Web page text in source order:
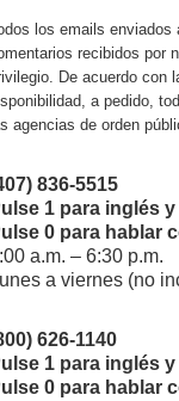
los emails enviados
recibidos por
De acuerdo con
a pedido,
agencias de orden
836-5515
1 para inglés
0 para hablar
a.m. – 6:30 p.m.
a viernes (no
626-1140
1 para inglés
0 para hablar